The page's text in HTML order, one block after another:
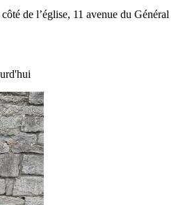
de l’église, 11 avenue du Général